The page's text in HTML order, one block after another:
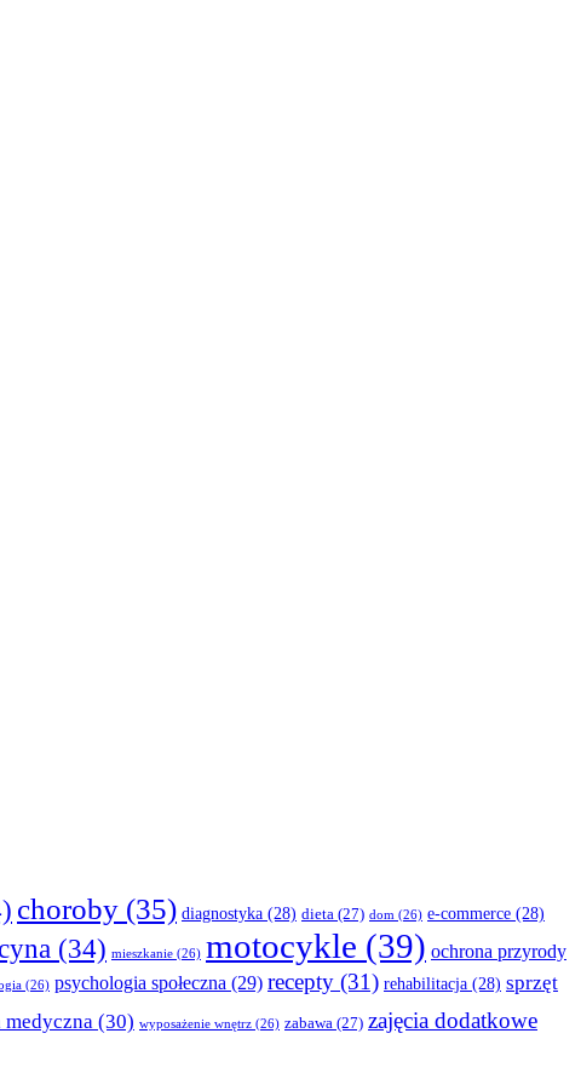
choroby (35) diagnostyka (28) dieta (27) dom (26) e-commerce (28)
(34) mieszkanie (26) motocykle (39) ochrona przyrody
(26) psychologia społeczna (29) recepty (31) rehabilitacja (28) sprzęt
medyczna (30) wyposażenie wnętrz (26) zabawa (27) zajęcia dodatkowe